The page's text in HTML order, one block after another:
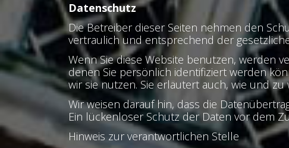
Datenschutz
Die Betreiber dieser Seiten nehmen den
vertraulich und entsprechend der
Wenn Sie diese Website benutzen, werden
denen Sie persönlich identifiziert werden
wir sie nutzen. Sie erläutert auch, wie und
Wir weisen darauf hin, dass die
Ein lückenloser Schutz der Daten vor dem
Hinweis zur verantwortlichen Stelle